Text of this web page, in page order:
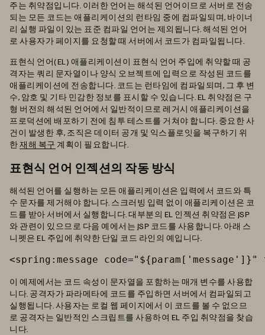
주는 취약점입니다. 이러한 언어는 해석된 언어이므로 서버로 전송
되는 모든 코드는 애플리케이션의 런타임 중에 컴파일되며, 바이너
리 실행 파일이 있는 표준 컴파일 언어는 제외됩니다. 해석된 언어
로 사용자가 페이지를 요청할 때 서버에서 코드가 컴파일됩니다.
표현식 언어(EL) 애플리케이션이 표현식 언어 주입에 취약할 때 공
격자는 쿼리 문자열이나 양식 오브젝트에 입력으로 작성된 코드를
애플리케이션에 전송합니다. 코드는 런타임에 컴파일되며, 그 후 변
수, 암호 및 기타 민감한 정보를 표시할 수 있습니다. EL 취약점은 구
형 버전의 해석된 언어에서 일반적이므로 레거시 애플리케이션을
프로덕션에 배포하기 전에 침투 테스트를 거쳐야 합니다. 중요한 사
건이 발생한 후, 조직은 데이터 공개 및 익스플로잇을 복구하기 위
한재해 복구 계획이 필요합니다.
표현식 언어 인젝션의 작동 방식
해석된 언어를 실행하는 모든 애플리케이션은 입력에서 코드와 특
수 문자를 제거해야 합니다. 스크러빙 입력 없이 애플리케이션은 코
드를 받아 서버에서 실행합니다. 대부분의 EL 인젝션 취약점은 JSP
와 관련이 있으므로 다음 예에서는 JSP 코드를 사용합니다. 아래 스
니펫은 EL 주입에 취약한 단일 코드 라인의 예입니다.
<spring:message
이 예제에서는 코드 속성이 문자열을 포함하는 매개 변수를 사용합
니다. 공격자가 파라메타에 코드를 주입하면 서버에서 컴파일되고
실행됩니다. 사용자는 로컬 웹 페이지에서 이 코드를 볼 수 없으므
로 공격자는 일반적인 스크립트를 사용하여 EL 주입 취약점을 찾습
니다.